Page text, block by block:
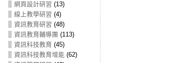
網頁設計研習 (13)
線上教學研習 (4)
資訊教育研習 (48)
資訊教育輔導團 (113)
資訊科技教育 (45)
資訊科技教育增能(62)